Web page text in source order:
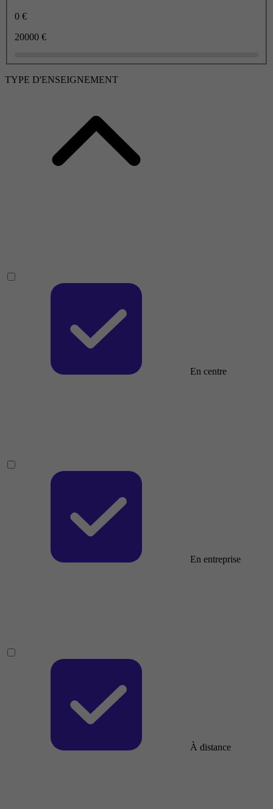
0 €
20000 €
TYPE D'ENSEIGNEMENT
En centre
En entreprise
À distance